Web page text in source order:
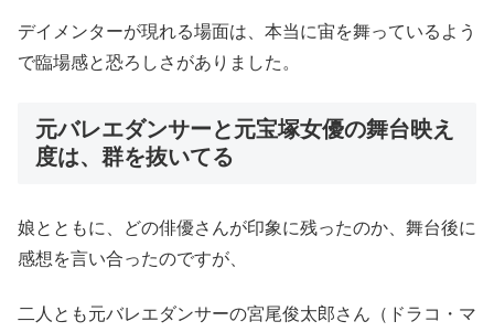
デイメンターが現れる場面は、本当に宙を舞っているよう
で臨場感と恐ろしさがありました。
元バレエダンサーと元宝塚女優の舞台映え
度は、群を抜いてる
娘とともに、どの俳優さんが印象に残ったのか、舞台後に
感想を言い合ったのですが、
二人とも元バレエダンサーの宮尾俊太郎さん（ドラコ・マ